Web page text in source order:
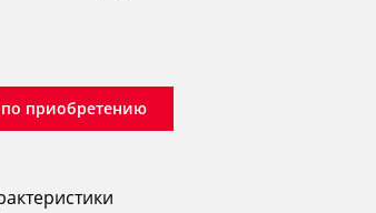
по приобретению